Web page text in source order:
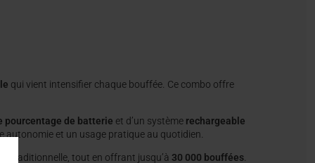
qui vient intensifier chaque bouffée. Ce combo offre
pourcentage de batterie et d’un système rechargeable
autonomie et un usage pratique au quotidien.
traditionnelle, tout en offrant jusqu’à 30 000 bouffées.